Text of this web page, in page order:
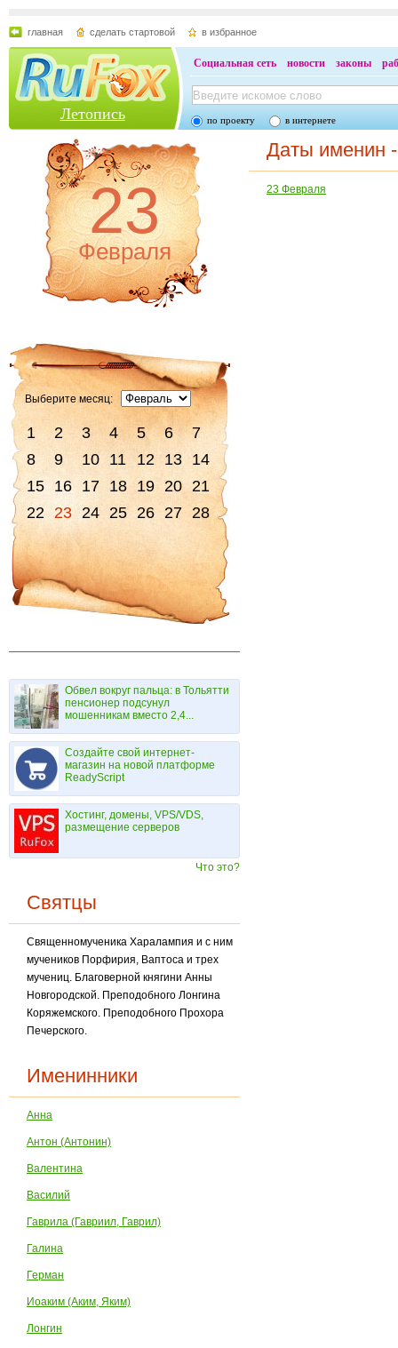
главная сделать стартовой в избранное
Летопись
Социальная сеть новости законы
по проекту в интернете
23
Февраля
Выберите месяц:
1 2 3 4 5 6
7
8
9 10 11 12 13 14
15 16 17 18 19 20 21
22 23 24 25 26 27 28
Обвел вокруг пальца: в Тольятти
пенсионер подсунул
мошенникам вместо 2,4...
Создайте свой интернет-
магазин на новой платформе
ReadyScript
Хостинг, домены, VPS/VDS,
размещение серверов
Что это?
Святцы
Священномученика Харалампия и с ним
мучеников Порфирия, Ваптоса и трех
мучениц. Благоверной княгини Анны
Новгородской. Преподобного Лонгина
Коряжемского. Преподобного Прохора
Печерского.
Именинники
Анна
Антон (Антонин)
Валентина
Василий
Гаврила (Гавриил, Гаврил)
Галина
Герман
Иоаким (Аким, Яким)
Лонгин
Даты именин
23 Февраля